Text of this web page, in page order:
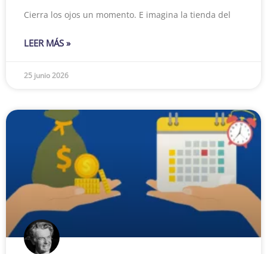
Cierra los ojos un momento. E imagina la tienda del
LEER MÁS »
25 junio 2026